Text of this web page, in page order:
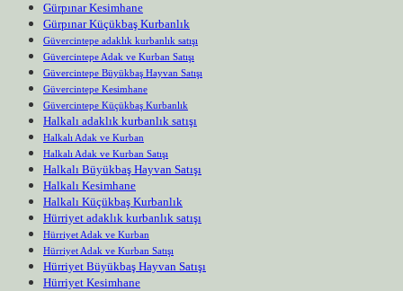
Gürpınar Kesimhane
Gürpınar Küçükbaş Kurbanlık
Güvercintepe adaklık kurbanlık satışı
Güvercintepe Adak ve Kurban Satışı
Güvercintepe Büyükbaş Hayvan Satışı
Güvercintepe Kesimhane
Güvercintepe Küçükbaş Kurbanlık
Halkalı adaklık kurbanlık satışı
Halkalı Adak ve Kurban
Halkalı Adak ve Kurban Satışı
Halkalı Büyükbaş Hayvan Satışı
Halkalı Kesimhane
Halkalı Küçükbaş Kurbanlık
Hürriyet adaklık kurbanlık satışı
Hürriyet Adak ve Kurban
Hürriyet Adak ve Kurban Satışı
Hürriyet Büyükbaş Hayvan Satışı
Hürriyet Kesimhane